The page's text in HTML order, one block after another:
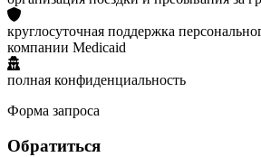
круглосуточная поддержка
компании Medicaid
полная конфиденциальность
Форма запроса
Обратиться